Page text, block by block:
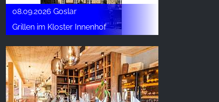
08.09.2026 Goslar
Grillen im Kloster Innenhof